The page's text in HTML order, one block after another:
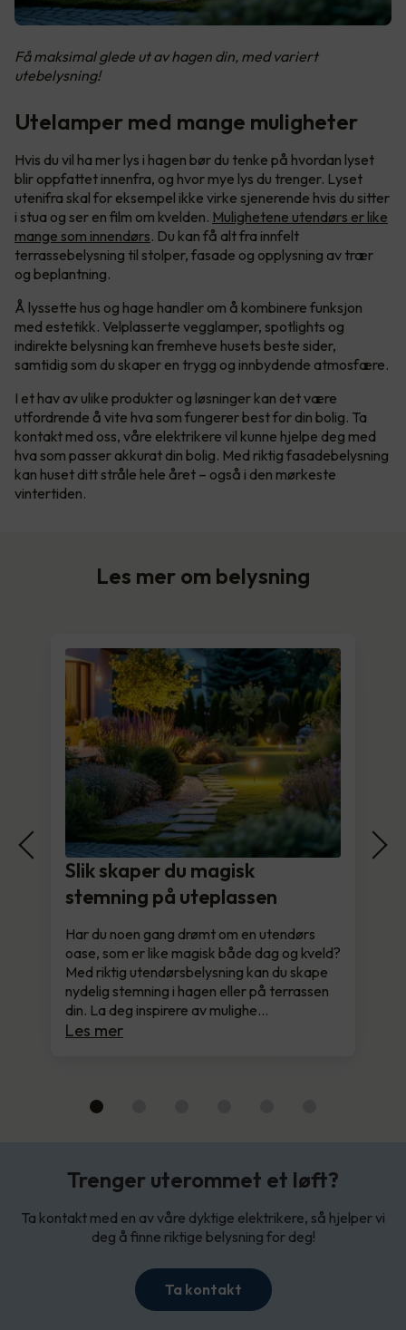
Få maksimal glede ut av hagen din, med variert
utebelysning!
Utelamper med mange muligheter
Hvis du vil ha mer lys i hagen bør du tenke på hvordan lyset
blir oppfattet innenfra, og hvor mye lys du trenger. Lyset
utenifra skal for eksempel ikke virke sjenerende hvis du sitter
i stua og ser en film om kvelden. Mulighetene utendørs er like
mange som innendørs. Du kan få alt fra innfelt
terrassebelysning til stolper, fasade og opplysning av trær
og beplantning.
Å lyssette hus og hage handler om å kombinere funksjon
med estetikk. Velplasserte vegglamper, spotlights og
indirekte belysning kan fremheve husets beste sider,
samtidig som du skaper en trygg og innbydende atmosfære.
I et hav av ulike produkter og løsninger kan det være
utfordrende å vite hva som fungerer best for din bolig. Ta
kontakt med oss, våre elektrikere vil kunne hjelpe deg med
hva som passer akkurat din bolig. Med riktig fasadebelysning
kan huset ditt stråle hele året – også i den mørkeste
vintertiden.
Les mer om belysning
Slik skaper du magisk
stemning på uteplassen
Har du noen gang drømt om en utendørs
oase, som er like magisk både dag og kveld?
Med riktig utendørsbelysning kan du skape
nydelig stemning i hagen eller på terrassen
din. La deg inspirere av mulighe…
Les mer
Trenger uterommet et løft?
Ta kontakt med en av våre dyktige elektrikere, så hjelper vi
deg å finne riktige belysning for deg!
Ta kontakt